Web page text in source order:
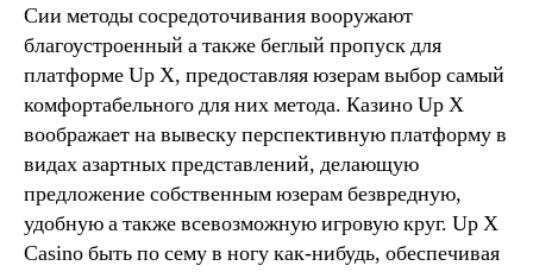
Сии методы сосредоточивания вооружают
благоустроенный а также беглый пропуск для
платформе Up X, предоставляя юзерам выбор самый
комфортабельного для них метода. Казино Up X
воображает на вывеску перспективную платформу в
видах азартных представлений, делающую
предложение собственным юзерам безвредную,
удобную а также всевозможную игровую круг. Up X
Casino быть по сему в ногу как-нибудь, обеспечивая